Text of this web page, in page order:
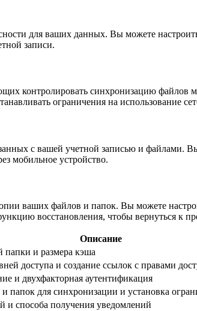
для ваших данных. Вы можете
записи.
контролировать синхронизацию
ограничения на использование
с вашей учетной записью и файлами.
мобильное устройство.
ваших файлов и папок. Вы можете
восстановления, чтобы вернуться к
Описание
папки и размера кэша
доступа и создание ссылок с правами
и двухфакторная аутентификация
папок для синхронизации и установка
и способа получения уведомлений